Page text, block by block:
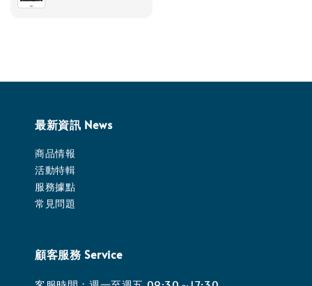
最新資訊 News
商品情報
活動特輯
服務據點
常見問題
顧客服務 Service